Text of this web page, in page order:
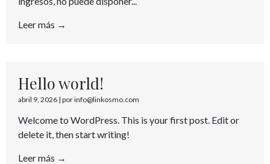
Leer más →
Hello world!
abril 9, 2026 | por info@linkosmo.com
Welcome to WordPress. This is your first post. Edit or
delete it, then start writing!
Leer más →